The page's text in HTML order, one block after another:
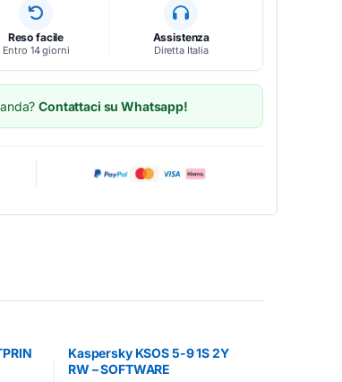
Reso facile
Entro 14 giorni
Assistenza
Diretta Italia
Contattaci su Whatsapp!
Kaspersky KSOS 5-9 1S 2Y
RW – SOFTWARE